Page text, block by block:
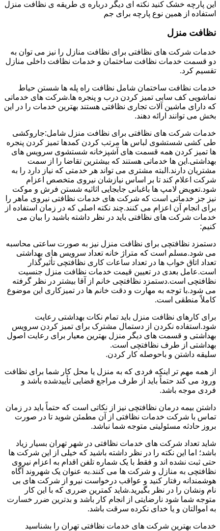
این پارچه خشک کنید نکته ای دیگر درباره ی طریقه ی نظافت منزل
استفاده از همین نوع پارچه برای جم
نظافت منزل
خدمات شرکت های نظافتی برای نظافت منازل را نیز می توان به
دو قسمت خدمات نظافت ساختمان و خدمات نظافت داخلی منازل
تقسیم کرد.
خدمات نظافت ساختمان شامل نظافت راه پله ها شستن حیاط
نماشویی کف سابی تمیز کردن درب و پنجره ها.شرکت های خدماتی
که دارای ماشین آلات تجاری نظافتی هستند بهترین خدمات را در این
بخش می توانند ارائه دهند.
خدمات شرکت های نظافتی برای نظافت منزل شامل:جاروکشی
طی کشی شستشوی لباس ها مرتب کردن کمدها تمیز کردن پنجره
ها تمیز کردن همه قسمت های آشپزخانه شستشوی سرویس های
بهداشتی.این ها خدماتی هستند که بیشترین تقاضا را از سمت
مشتریان دارند.البته مشتری می تواند هر خدمتی که نیاز دارد را به
شرکت اعلام کند تا بر اساس نیازشان نیروی متخصص اعزام
شود.تعویض لامپ ها باغبانی جابجایی اثاثیه شستن فرش و موکت
نیز جز خدماتی است که شرکت های خدمات نظافتی نیروی ماهر را
برای انجام آن اعزام می کنند.چند نکته اصلی که در زمان استفاده از
خدمات شرکت های نظافتی باید در نظر داشته باشید را بیان می
کنیم:
دستمزد نظافتچی برای نظافت منزل نیز به صورت ساعتی محاسبه
می شود.مسلم است که متراژ خانه تعداد سرویس های بهداشتی
تعداد اتاق خواب ها در تعداد ساعات کاری نظافتچی تأثیرگذار
است.عامل بعدی در تعیین قیمت خدمات نظافت منزل جنسیت
نظافتچی است.دستمزد نظافتچی خانم از آقا بیشتر در نظر گرفته
می شود.با توجه به مهارت و دقت خانم ها در تمیزکاری این موضوع
کاملاً منطقی است.
برای کارهای نظافت منزل باید تمام نکات بهداشتی رعایت
شود.استفاده نکردن از دستمال مشترک برای تمیز کردن سرویس
بهداشتی و قسمت های دیگر منزل بهترین معیار برای رعایت اصول
بهداشتی از طرف نظافتچی است.
سلیقه داشتن و باحوصله کار کردن.
از همه مهم تر اینکه فردی که به منزل یا محل کار شما برای نظافت
ورود می کند حتماً باید از طرف مراجع قضایی تأییدشده باشد و
فردی موجه باشد.
داشتن بیمه درمان نظافتچی نیز از نکاتی است که حتماً باید در زمان
تماس با شرکت خدمات نظافتی از آن مطمئن شوید تا در صورت
بروز حادثه مسئولیتی متوجه شما نباشد.
شاید تعداد شرکت های خدمات نظافتی در شهر تهران بسیار زیاد
باشد؛ اما این نکته را در نظر داشته باشید که خیلی از این شرکت ها
حتی ثبت نشده اند و فقط با یک شماره تلفن اقدام به اعزام نیروی
نظافتچی به منازل و شرکت ها می کنند.به عنوان یک شهروند آگاه
هوشمندانه رفتار کنید و عواقب درخواست نیرو از شرکت های بی
نام ونشان را در نظر بگیرید.شاید کمترین ضرری که با این کار
متوجه شما شود نارضایتی از انجام کار باشد و بدترین ضرر خسارت
به اموالتان و یا خدای نکرده سرقت باشد.
خدمات بهترین شرکت های خدمات نظافتی تهران را بشناسید